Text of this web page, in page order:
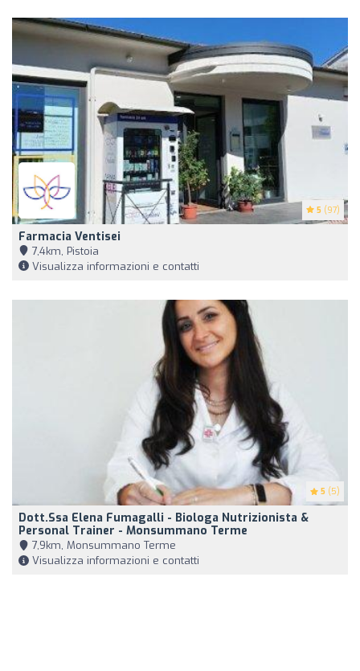
5 (97)
Farmacia Ventisei
7,4km, Pistoia
Visualizza informazioni e contatti
5 (5)
Dott.ssa Elena Fumagalli - Biologa Nutrizionista &
Personal Trainer - Monsummano Terme
7,9km, Monsummano Terme
Visualizza informazioni e contatti